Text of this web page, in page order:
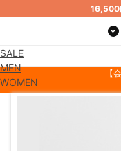
16,500
SALE
MEN
WOMEN
【